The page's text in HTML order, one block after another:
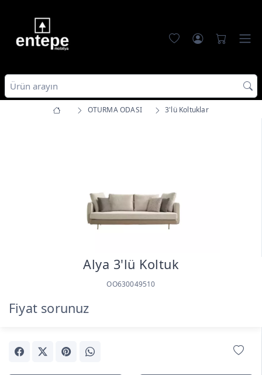
OTURMA ODASI 3'lü Koltuklar
Alya 3'lü Koltuk
OO630049510
Fiyat sorunuz